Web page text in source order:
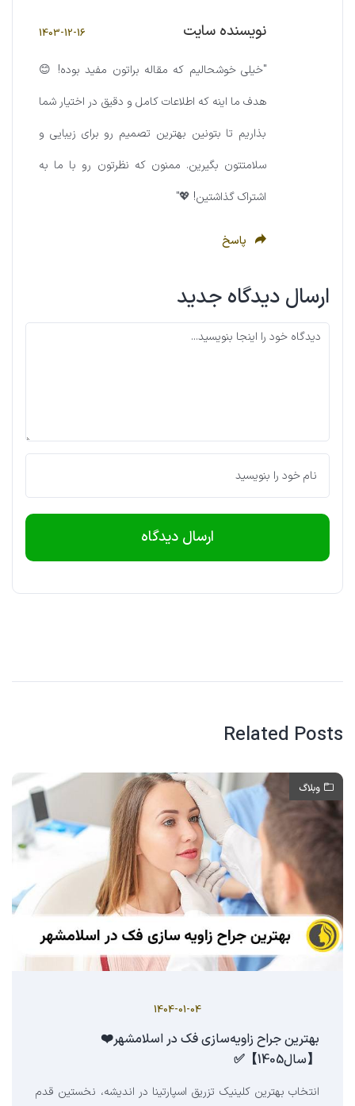
نویسنده سایت 1403-12-16
"خیلی خوشحالیم که مقاله براتون مفید بوده! 😊
هدف ما اینه که اطلاعات کامل و دقیق در اختیار شما
بذاریم تا بتونین بهترین تصمیم رو برای زیبایی و
سلامتتون بگیرین. ممنون که نظرتون رو با ما به
اشتراک گذاشتین! 💖"
پاسخ
ارسال دیدگاه جدید
Related Posts
وبلاگ
1404-01-04
بهترین جراح زاویه‌سازی فک در اسلامشهر❤️
【سال1405】✅
انتخاب بهترین کلینیک تزریق اسپارتینا در اندیشه، نخستین قدم